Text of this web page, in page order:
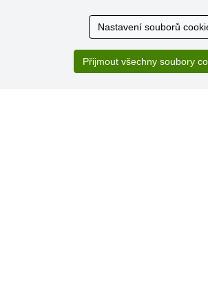
Nastavení souborů
Přijmout všechny soubory